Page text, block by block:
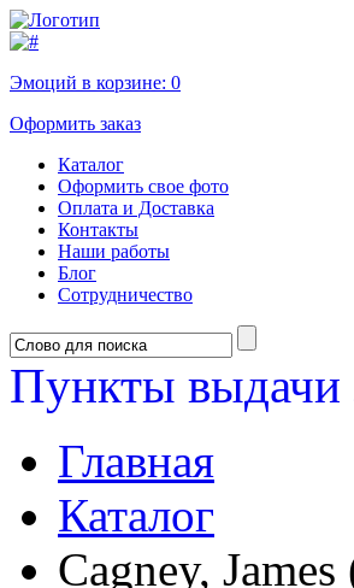
Эмоций в корзине: 0
Оформить заказ
Каталог
Оформить свое фото
Оплата и Доставка
Контакты
Наши работы
Блог
Сотрудничество
Пункты выдачи
Главная
Каталог
Cagney,